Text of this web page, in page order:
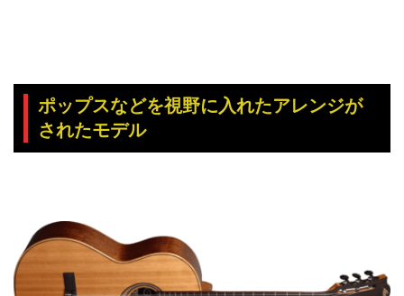
ポップスなどを視野に入れたアレンジが
されたモデル